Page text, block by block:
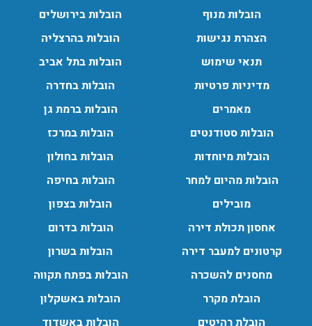
הובלות מנוף בפרדס חנה:
העברת פריטים כבדים עם מנוף בפרדס חנה ואפשרות הובלת
תכולת דירה שלמה עם מנוף.
הובלות מנוף
הצהרת נגישות
תנאי שימוש
מדיניות פרטיות
מאמרים
הובלות סטודנטים
הובלות מיוחדות
הובלות מהיום למחר
מובילים
אחסון תכולת דירה
קרטונים למעבר דירה
מחסנים להשכרה
הובלת מקרר
הובלת רהיטים
הובלות בירושלים
הובלות בהרצליה
הובלות בתל אביב
הובלות בחדרה
הובלות ברמת גן
הובלות במרכז
הובלות בחולון
הובלות בחיפה
הובלות בצפון
הובלות בדרום
הובלות בשרון
הובלות בפתח תקווה
הובלות באשקלון
הובלות באשדוד